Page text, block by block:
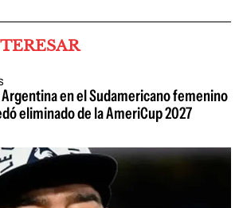
en el Sudamericano femenino
eliminado de la AmeriCup 2027